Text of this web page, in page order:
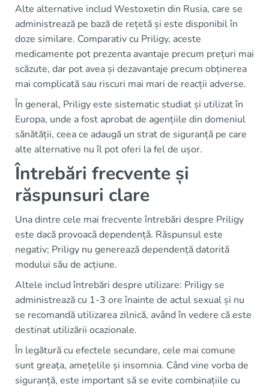
Alte alternative includ Westoxetin din Rusia, care se
administrează pe bază de rețetă și este disponibil în
doze similare. Comparativ cu Priligy, aceste
medicamente pot prezenta avantaje precum prețuri mai
scăzute, dar pot avea și dezavantaje precum obținerea
mai complicată sau riscuri mai mari de reacții adverse.
În general, Priligy este sistematic studiat și utilizat în
Europa, unde a fost aprobat de agențiile din domeniul
sănătății, ceea ce adaugă un strat de siguranță pe care
alte alternative nu îl pot oferi la fel de ușor.
Întrebări frecvente și
răspunsuri clare
Una dintre cele mai frecvente întrebări despre Priligy
este dacă provoacă dependență. Răspunsul este
negativ; Priligy nu generează dependență datorită
modului său de acțiune.
Altele includ întrebări despre utilizare: Priligy se
administrează cu 1-3 ore înainte de actul sexual și nu
se recomandă utilizarea zilnică, având în vedere că este
destinat utilizării ocazionale.
În legătură cu efectele secundare, cele mai comune
sunt greața, amețelile și insomnia. Când vine vorba de
siguranță, este important să se evite combinațiile cu